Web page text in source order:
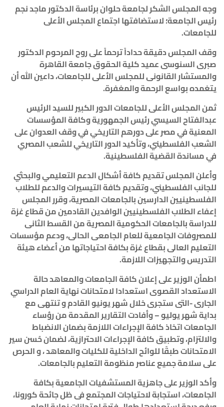
وجه المجلس الشكر لجامعة حلوان برئاسة الدكتور ماجد نجم
رئيس الجامعة؛ لاستضافتها اجتماع المجلس الأعلى
للجامعات.
وقف المجلس دقيقة حداداً ترحماً على روح المرحوم الدكتور
صبرى السنوسى عميد كلية الحقوق جامعة القاهرة
والمستشار القانونى للمجلس الأعلى للجامعات، داعين الله أن
يتغمده بواسع الرحمة والمغفرة.
ثمن المجلس الأعلى للجامعات الدور الكبير للسيد الرئيس
عبدالفتاح السيسي رئيس الجمهورية وكافة المؤسسات
المعنية في مصر على دورهم التاريخي في وقف العدوان على
الشعب الفلسطيني، وتأكيد الدور التاريخي للشعب المصري
في مساندة القضية الفلسطينية.
وأعلن المجلس تقديم كافة أشكال الدعم التعليمي والبحثي
للجانب الفلسطيني، وتقديم كافة التيسيرات والدعم للطلاب
الفلسطينيين الدارسين بالجامعات المصرية، وقرر المجلس
إعفاء الطلاب الفلسطينيين الوافدين القادمين من قطاع غزة
للدراسة بالجامعات الحكومية المصرية من القسط الثانى
للمصروفات الجامعية للعام الجامعى الحالى، ودعم مؤسسات
التعليم العالى بقطاع غزة بكافة احتياجاتها من أعضاء هيئة
التدريس والتجهيزات اللازمة.
اطمأن الوزير على إعلان كافة الجامعات والمعاهد حالة
الاستعداد القصوى استعدادا لامتحانات نهاية العام الدراسي
الجارى -التى ستجرى خلال شهر يونيو القادم و تنتهى مع
بداية شهر يوليو – وأفادت التقارير المقدمة من رؤساء
الجامعات اتخاذ كافة الإجراءات اللازمة بضمان الانضباط
والالتزام، وتطبيق كافة الإجراءات الاحترازية، لضمان حُسن سير
الامتحانات طبقًا للوائح الداخلية للكليات والمعاهد ، و الحرص
على سلامة جميع عناصر منظومة التعليم بالجامعات.
وأكد الوزير على جاهزية المستشفيات الجامعية بكافة
الجامعات، استجابة لاحتياجات المجتمع فى ظل جائحة كورونا،